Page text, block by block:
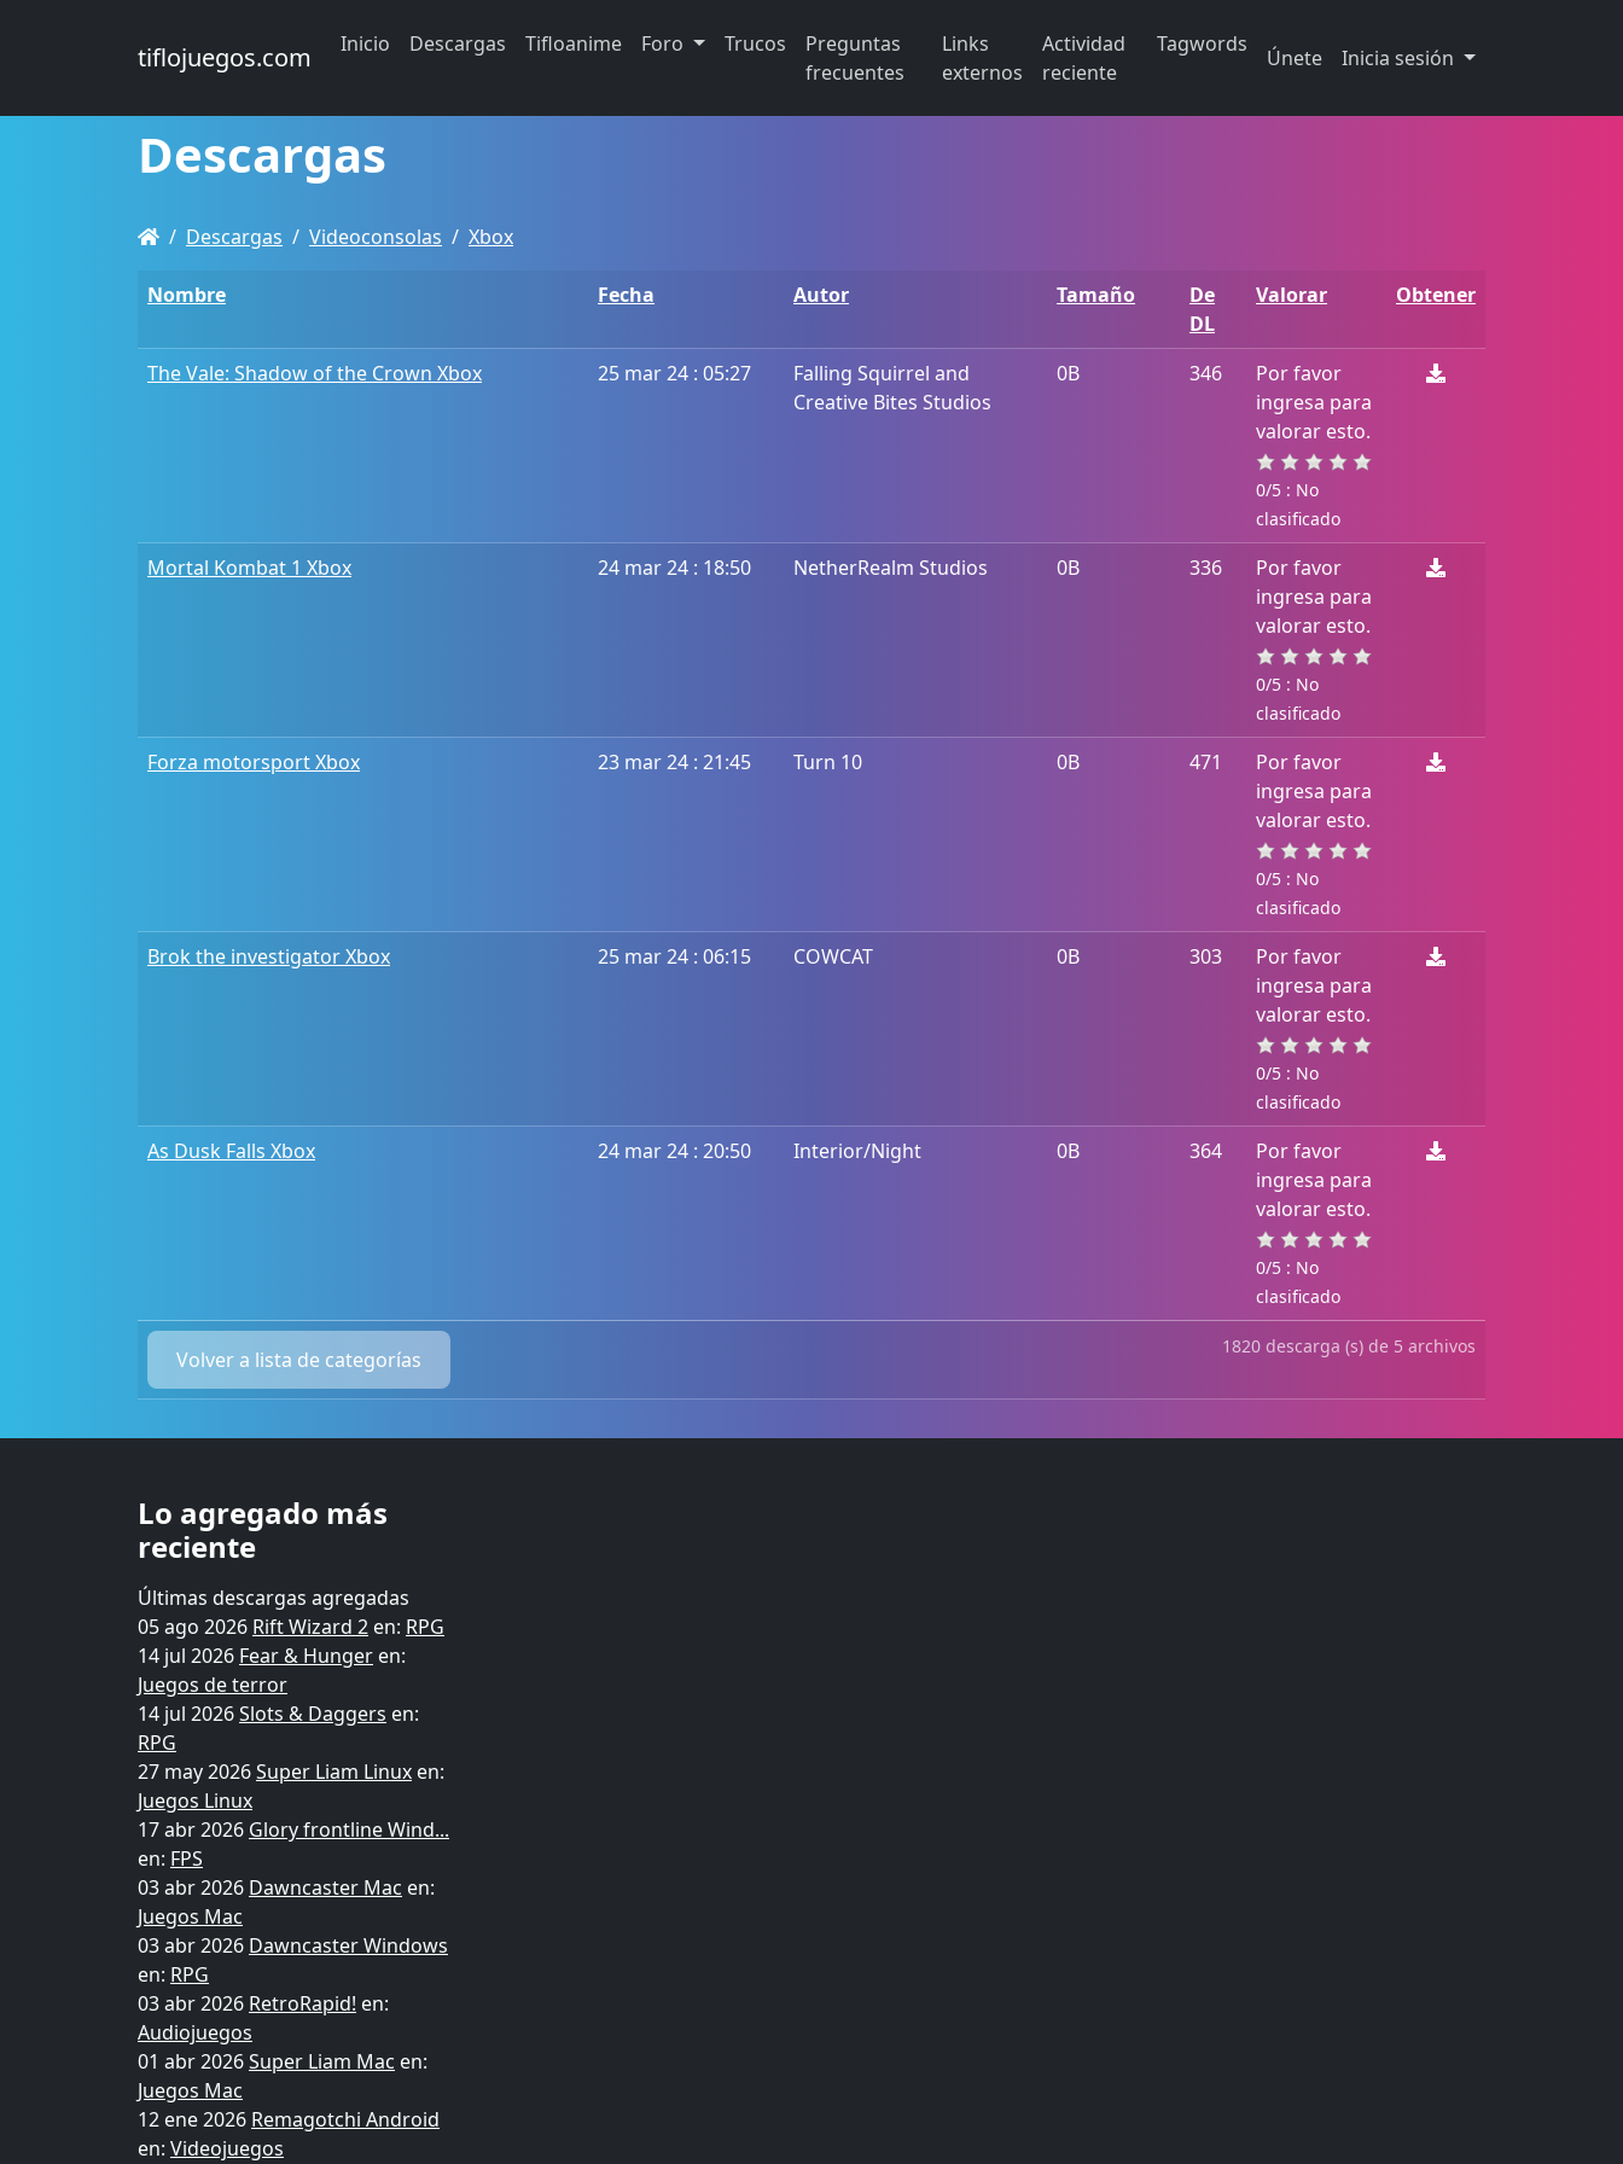
tiflojuegos.com Inicio Descargas Tifloanime Foro Trucos
Preguntas
frecuentes
Links
externos
Actividad
reciente
Tagwords
Únete Inicia sesión
Descargas
Descargas Videoconsolas Xbox
Nombre Fecha Autor Tamaño
De
DL
Valorar Obtener
The Vale: Shadow of the Crown Xbox 25 mar 24 : 05:27
Falling Squirrel and
Creative Bites Studios
0B 346
Por favor
ingresa para
valorar esto.
0/5 : No
clasificado
Mortal Kombat 1 Xbox 24 mar 24 : 18:50 NetherRealm Studios 0B 336
Por favor
ingresa para
valorar esto.
0/5 : No
clasificado
Forza motorsport Xbox 23 mar 24 : 21:45 Turn 10 0B 471
Por favor
ingresa para
valorar esto.
0/5 : No
clasificado
Brok the investigator Xbox 25 mar 24 : 06:15 COWCAT 0B 303
Por favor
ingresa para
valorar esto.
0/5 : No
clasificado
As Dusk Falls Xbox 24 mar 24 : 20:50 Interior/Night 0B 364
Por favor
ingresa para
valorar esto.
0/5 : No
clasificado
Volver a lista de categorías
1820 descarga (s) de 5 archivos
Lo agregado más
reciente
Últimas descargas agregadas
05 ago 2026 Rift Wizard 2 en: RPG
14 jul 2026 Fear & Hunger en:
Juegos de terror
14 jul 2026Slots & Daggers en:
RPG
27 may 2026Super Liam Linux en:
Juegos Linux
17 abr 2026 Glory frontline Wind...
en: FPS
03 abr 2026 Dawncaster Mac en:
Juegos Mac
03 abr 2026 Dawncaster Windows
en: RPG
03 abr 2026 RetroRapid! en:
Audiojuegos
01 abr 2026Super Liam Mac en:
Juegos Mac
12 ene 2026 Remagotchi Android
en: Videojuegos